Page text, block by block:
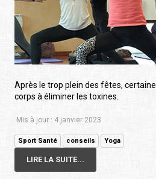
Après le trop plein des fêtes,
corps à éliminer les toxines.
Mis à jour : 4 janvier 2023
Sport Santé conseils Yoga
LIRE LA SUITE...